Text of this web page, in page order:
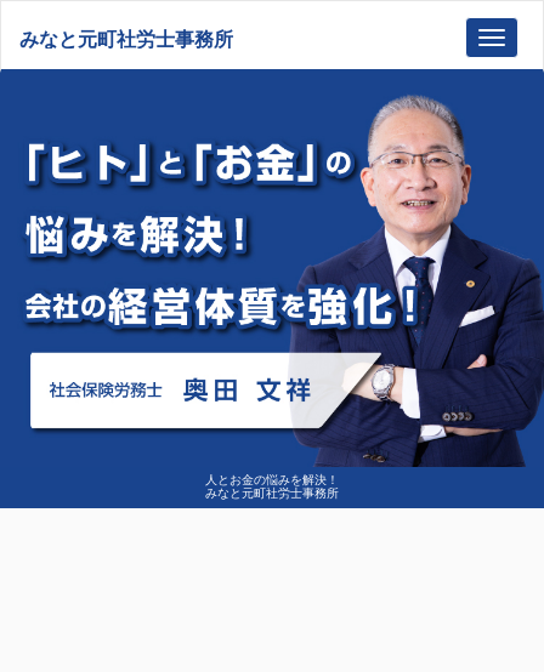
人とお金の悩みを解決！
みなと元町社労士事務所
みなと元町社労士事務所